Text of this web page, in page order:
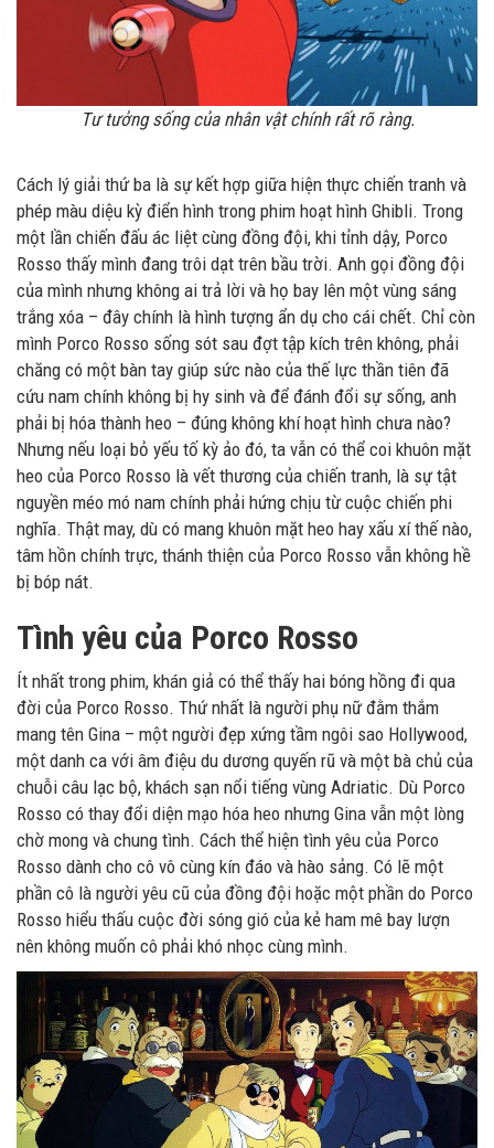
Tư tưởng sống của nhân vật chính rất rõ ràng.
Cách lý giải thứ ba là sự kết hợp giữa hiện thực chiến tranh và
phép màu diệu kỳ điển hình trong phim hoạt hình Ghibli. Trong
một lần chiến đấu ác liệt cùng đồng đội, khi tỉnh dậy, Porco
Rosso thấy mình đang trôi dạt trên bầu trời. Anh gọi đồng đội
của mình nhưng không ai trả lời và họ bay lên một vùng sáng
trắng xóa – đây chính là hình tượng ẩn dụ cho cái chết. Chỉ còn
mình Porco Rosso sống sót sau đợt tập kích trên không, phải
chăng có một bàn tay giúp sức nào của thế lực thần tiên đã
cứu nam chính không bị hy sinh và để đánh đổi sự sống, anh
phải bị hóa thành heo – đúng không khí hoạt hình chưa nào?
Nhưng nếu loại bỏ yếu tố kỳ ảo đó, ta vẫn có thể coi khuôn mặt
heo của Porco Rosso là vết thương của chiến tranh, là sự tật
nguyền méo mó nam chính phải hứng chịu từ cuộc chiến phi
nghĩa. Thật may, dù có mang khuôn mặt heo hay xấu xí thế nào,
tâm hồn chính trực, thánh thiện của Porco Rosso vẫn không hề
bị bóp nát.
Tình yêu của Porco Rosso
Ít nhất trong phim, khán giả có thể thấy hai bóng hồng đi qua
đời của Porco Rosso. Thứ nhất là người phụ nữ đằm thắm
mang tên Gina – một người đẹp xứng tầm ngôi sao Hollywood,
một danh ca với âm điệu du dương quyến rũ và một bà chủ của
chuỗi câu lạc bộ, khách sạn nổi tiếng vùng Adriatic. Dù Porco
Rosso có thay đổi diện mạo hóa heo nhưng Gina vẫn một lòng
chờ mong và chung tình. Cách thể hiện tình yêu của Porco
Rosso dành cho cô vô cùng kín đáo và hào sảng. Có lẽ một
phần cô là người yêu cũ của đồng đội hoặc một phần do Porco
Rosso hiểu thấu cuộc đời sóng gió của kẻ ham mê bay lượn
nên không muốn cô phải khó nhọc cùng mình.